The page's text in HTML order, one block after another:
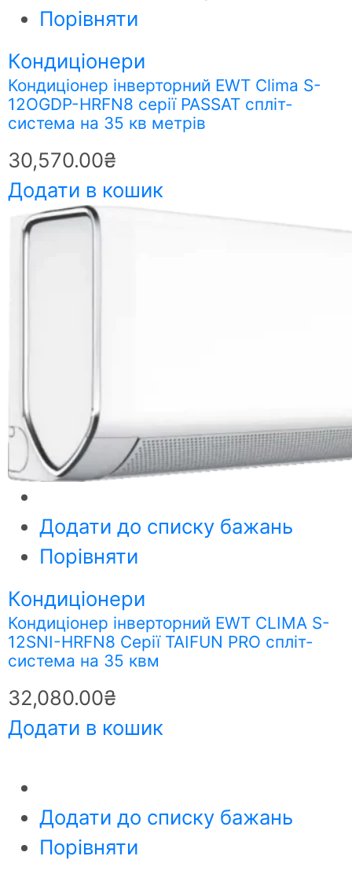
Порівняти
Кондиціонери
Кондиціонер інверторний EWT Clima S-
12OGDP-HRFN8 серії PASSAT спліт-
система на 35 кв метрів
30,570.00₴
Додати в кошик
Додати до списку бажань
Порівняти
Кондиціонери
Кондиціонер інверторний EWT CLIMA S-
12SNI-HRFN8 Серії TAIFUN PRO спліт-
система на 35 квм
32,080.00₴
Додати в кошик
Додати до списку бажань
Порівняти